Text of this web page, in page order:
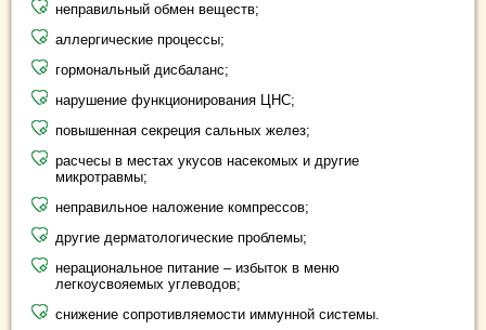
неправильный обмен веществ;
аллергические процессы;
гормональный дисбаланс;
нарушение функционирования ЦНС;
повышенная секреция сальных желез;
расчесы в местах укусов насекомых и другие
микротравмы;
неправильное наложение компрессов;
другие дерматологические проблемы;
нерациональное питание – избыток в меню
легкоусвояемых углеводов;
снижение сопротивляемости иммунной системы.